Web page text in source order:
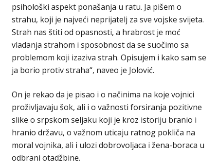
psihološki aspekt ponašanja u ratu. Ja pišem o
strahu, koji je najveći neprijatelj za sve vojske svijeta.
Strah nas štiti od opasnosti, a hrabrost je moć
vladanja strahom i sposobnost da se suočimo sa
problemom koji izaziva strah. Opisujem i kako sam se
ja borio protiv straha“, naveo je Jolović.
On je rekao da je pisao i o načinima na koje vojnici
proživljavaju šok, ali i o važnosti forsiranja pozitivne
slike o srpskom seljaku koji je kroz istoriju branio i
hranio državu, o važnom uticaju ratnog pokliča na
moral vojnika, ali i ulozi dobrovoljaca i žena-boraca u
odbrani otadžbine.